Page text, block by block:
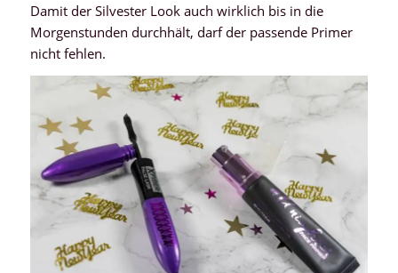
Damit der Silvester Look auch wirklich bis in die
Morgenstunden durchhält, darf der passende Primer
nicht fehlen.